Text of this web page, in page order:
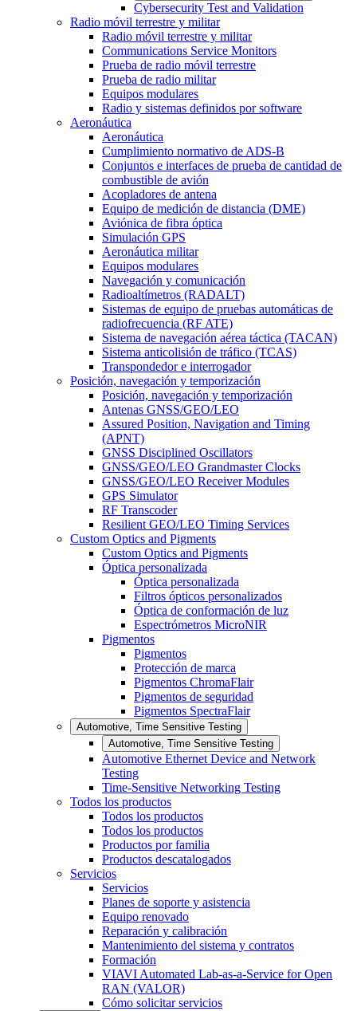
Cybersecurity Test and Validation
Radio móvil terrestre y militar
Radio móvil terrestre y militar
Communications Service Monitors
Prueba de radio móvil terrestre
Prueba de radio militar
Equipos modulares
Radio y sistemas definidos por software
Aeronáutica
Aeronáutica
Cumplimiento normativo de ADS-B
Conjuntos e interfaces de prueba de cantidad de
combustible de avión
Acopladores de antena
Equipo de medición de distancia (DME)
Aviónica de fibra óptica
Simulación GPS
Aeronáutica militar
Equipos modulares
Navegación y comunicación
Radioaltímetros (RADALT)
Sistemas de equipo de pruebas automáticas de
radiofrecuencia (RF ATE)
Sistema de navegación aérea táctica (TACAN)
Sistema anticolisión de tráfico (TCAS)
Transpondedor e interrogador
Posición, navegación y temporización
Posición, navegación y temporización
Antenas GNSS/GEO/LEO
Assured Position, Navigation and Timing
(APNT)
GNSS Disciplined Oscillators
GNSS/GEO/LEO Grandmaster Clocks
GNSS/GEO/LEO Receiver Modules
GPS Simulator
RF Transcoder
Resilient GEO/LEO Timing Services
Custom Optics and Pigments
Custom Optics and Pigments
Óptica personalizada
Óptica personalizada
Filtros ópticos personalizados
Óptica de conformación de luz
Espectrómetros MicroNIR
Pigmentos
Pigmentos
Protección de marca
Pigmentos ChromaFlair
Pigmentos de seguridad
Pigmentos SpectraFlair
Automotive, Time Sensitive Testing
Automotive, Time Sensitive Testing
Automotive Ethernet Device and Network
Testing
Time-Sensitive Networking Testing
Todos los productos
Todos los productos
Todos los productos
Productos por familia
Productos descatalogados
Servicios
Servicios
Planes de soporte y asistencia
Equipo renovado
Reparación y calibración
Mantenimiento del sistema y contratos
Formación
VIAVI Automated Lab-as-a-Service for Open
RAN (VALOR)
Cómo solicitar servicios